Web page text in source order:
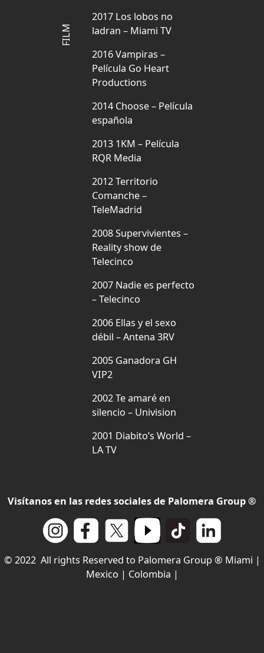
FILM
2017 Los lobos no
ladran – Miami TV
2016 Vampiras –
Película Go Heart
Productions
2014 Choose – Película
española
2013 1KM – Película
RQR Media
2012 Territorio
Comanche –
TeleMadrid
2008 Supervivientes –
Reality show de
Telecinco
2007 Nadie es perfecto
– Telecinco
2006 Ellas y el sexo
débil – Antena 3RV
2005 Ganadora GH
VIP2
2002 Te amaré en
silencio – Univision
2001 Diabito’s World –
LA TV
Visítanos en las redes sociales de Palomera Group ®
© 2022 All rights Reserved to Palomera Group ® Miami |
Mexico | Colombia |